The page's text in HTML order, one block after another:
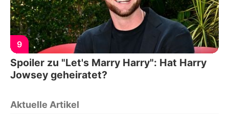
9
Spoiler zu "Let's Marry Harry": Hat Harry
Jowsey geheiratet?
Aktuelle Artikel